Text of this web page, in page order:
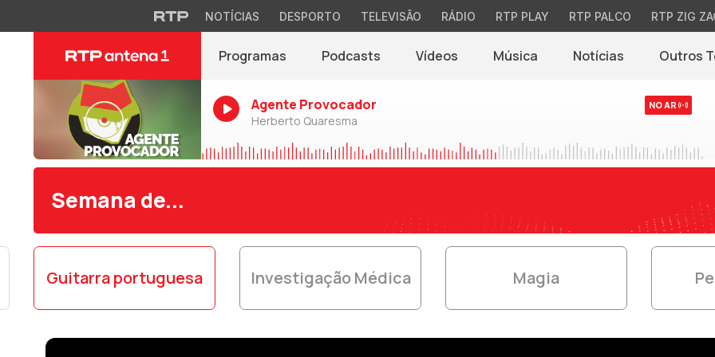
NOTÍCIAS DESPORTO TELEVISÃO RÁDIO RTP PLAY RTP PALCO RTP ZIG
Programas Podcasts Vídeos Música Notícias(abre em nova
Outros
Agente Provocador
Herberto Quaresma
NO AR
Semana de...
Guitarra portuguesa Investigação Médica Magia